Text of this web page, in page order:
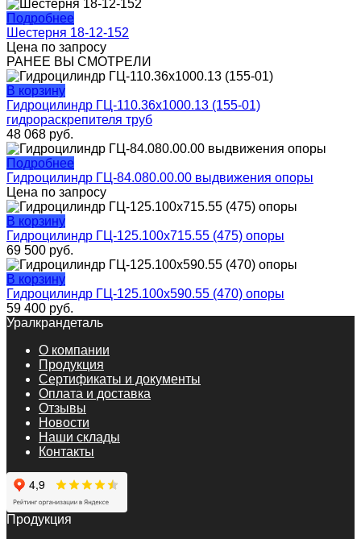
Подробнее
Шестерня 18-12-152
Цена по запросу
РАНЕЕ ВЫ СМОТРЕЛИ
В корзину
Гидроцилиндр ГЦ-110.36х1000.13 (155-01)
гидрораскрепителя труб
48 068 руб.
Подробнее
Гидроцилиндр ГЦ-84.080.00.00 выдвижения опоры
Цена по запросу
В корзину
Гидроцилиндр ГЦ-125.100х715.55 (475) опоры
69 500 руб.
В корзину
Гидроцилиндр ГЦ-125.100х590.55 (470) опоры
59 400 руб.
Уралкрандеталь
О компании
Продукция
Сертификаты и документы
Оплата и доставка
Отзывы
Новости
Наши склады
Контакты
Продукция